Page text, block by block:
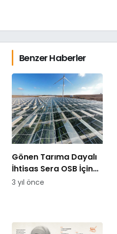
Benzer Haberler
Gönen Tarıma Dayalı
İhtisas Sera OSB İçin
Ön Talepler Devam
3 yıl önce